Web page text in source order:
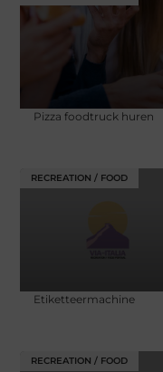
Pizza foodtruck huren
RECREATION / FOOD
Etiketteermachine
RECREATION / FOOD